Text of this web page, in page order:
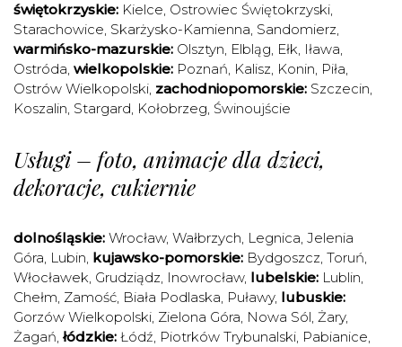
świętokrzyskie: Kielce, Ostrowiec Świętokrzyski,
Starachowice, Skarżysko-Kamienna, Sandomierz,
warmińsko-mazurskie: Olsztyn, Elbląg, Ełk, Iława,
Ostróda, wielkopolskie: Poznań, Kalisz, Konin, Piła,
Ostrów Wielkopolski, zachodniopomorskie: Szczecin,
Koszalin, Stargard, Kołobrzeg, Świnoujście
Usługi – foto, animacje dla dzieci,
dekoracje, cukiernie
dolnośląskie: Wrocław, Wałbrzych, Legnica, Jelenia
Góra, Lubin, kujawsko-pomorskie: Bydgoszcz, Toruń,
Włocławek, Grudziądz, Inowrocław, lubelskie: Lublin,
Chełm, Zamość, Biała Podlaska, Puławy, lubuskie:
Gorzów Wielkopolski, Zielona Góra, Nowa Sól, Żary,
Żagań, łódzkie: Łódź, Piotrków Trybunalski, Pabianice,